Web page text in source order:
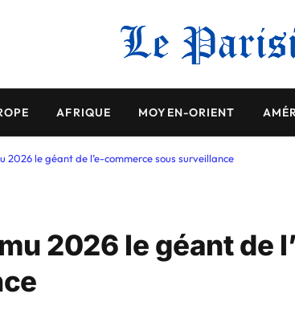
AFRIQUE MOYEN-ORIENT
2026 le géant de l’e-commerce sous surveillance
2026 le géant de